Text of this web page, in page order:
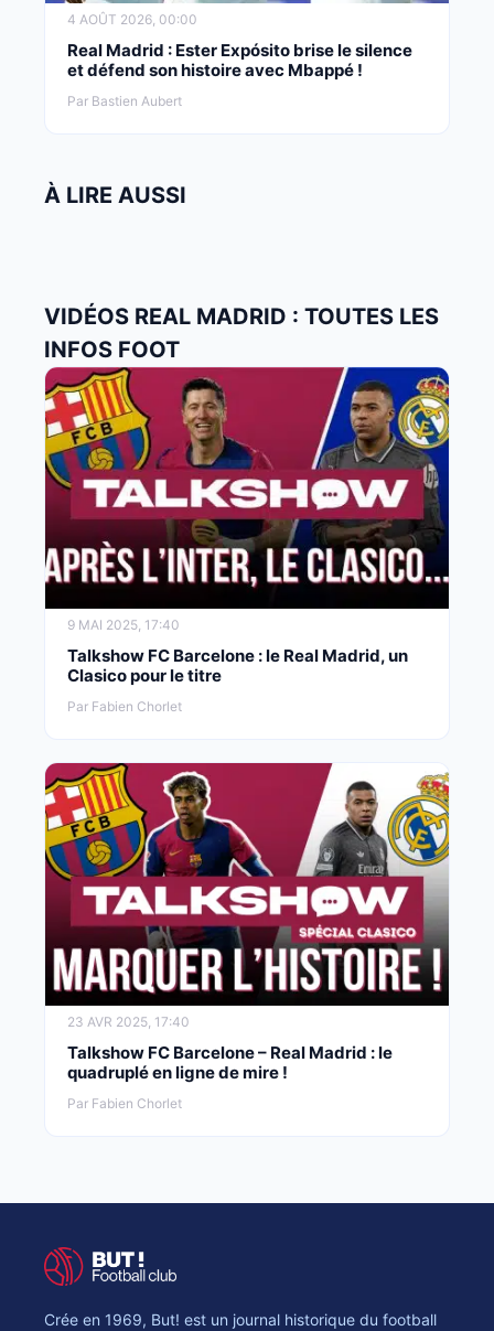
4 AOÛT 2026, 00:00
Real Madrid : Ester Expósito brise le silence
et défend son histoire avec Mbappé !
Par Bastien Aubert
À LIRE AUSSI
VIDÉOS REAL MADRID : TOUTES LES
INFOS FOOT
9 MAI 2025, 17:40
Talkshow FC Barcelone : le Real Madrid, un
Clasico pour le titre
Par Fabien Chorlet
23 AVR 2025, 17:40
Talkshow FC Barcelone – Real Madrid : le
quadruplé en ligne de mire !
Par Fabien Chorlet
Crée en 1969, But! est un journal historique du football